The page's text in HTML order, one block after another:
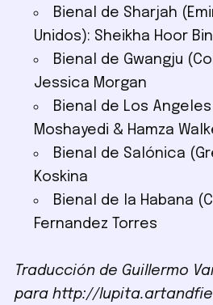
Bienal de Sharjah
Unidos): Sheikha Hoor
Bienal de Gwangju
Jessica Morgan
Bienal de Los Angeles
Moshayedi & Hamza
Bienal de Salónica
Koskina
Bienal de la Habana
Fernandez Torres
Traducción de Guillermo
para http://